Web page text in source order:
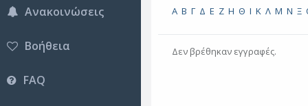
Ανακοινώσεις
Βοήθεια
FAQ
Α Β Γ Δ Ε Ζ Η Θ Ι Κ Λ Μ Ν Ξ
Δεν βρέθηκαν εγγραφές.